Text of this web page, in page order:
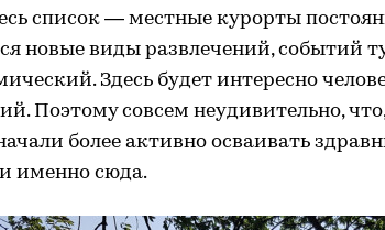
список — местные курорты
новые виды развлечений, событий
Здесь будет интересно
Поэтому совсем неудивительно,
более активно осваивать
именно сюда.